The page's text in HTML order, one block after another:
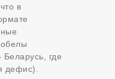
в
где
дефис).